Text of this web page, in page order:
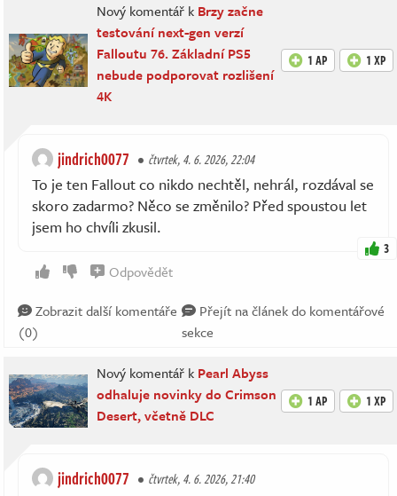
Nový komentář k Brzy začne
testování next-gen verzí
Falloutu 76. Základní PS5
nebude podporovat rozlišení
4K
1 AP 1 XP
jindrich0077 čtvrtek, 4. 6. 2026, 22:04
To je ten Fallout co nikdo nechtěl, nehrál, rozdával se
skoro zadarmo? Něco se změnilo? Před spoustou let
jsem ho chvíli zkusil.
3
Odpovědět
Zobrazit další komentáře
(0)
Přejít na článek do komentářové
sekce
Nový komentář k Pearl Abyss
odhaluje novinky do Crimson
Desert, včetně DLC
1 AP 1 XP
jindrich0077 čtvrtek, 4. 6. 2026, 21:40